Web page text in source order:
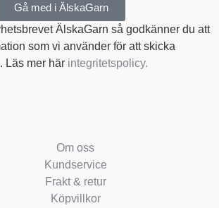
Gå med i ÄlskaGarn
ÄlskaGarn så godkänner du att
som vi använder för att skicka
Läs mer här integritetspolicy.
Om oss
Kundservice
Frakt & retur
Köpvillkor